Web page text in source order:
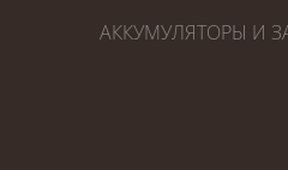
АККУМУЛЯТОРЫ И